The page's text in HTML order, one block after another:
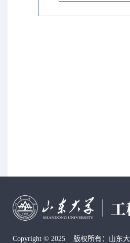
Copyright © 2025 版权所有：山东